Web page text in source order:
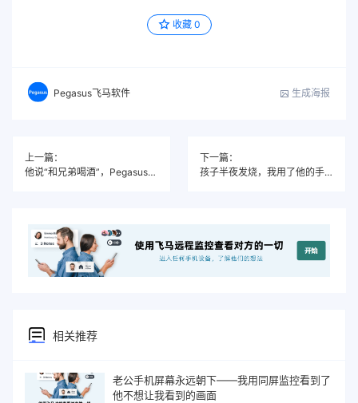
收藏 0
Pegasus飞马软件 生成海报
上一篇：
他说“和兄弟喝酒”，Pegasus飞马告诉我他和谁、在哪、做了什么
下一篇：
孩子半夜发烧，我用了他的手机挂号，然后一切都变了
相关推荐
老公手机屏幕永远朝下——我用同屏监控看到了
他不想让我看到的画面